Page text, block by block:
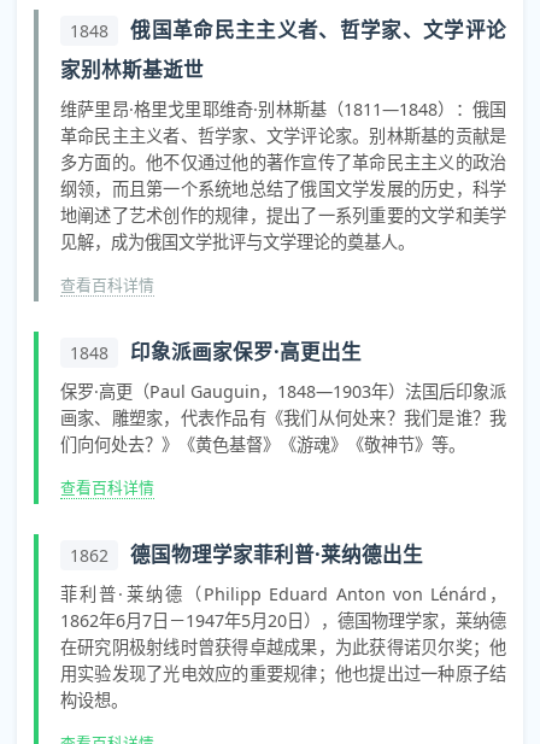
1848
俄国革命民主主义者、哲学家、文学评论
家别林斯基逝世
维萨里昂·格里戈里耶维奇·别林斯基（1811—1848）：俄国
革命民主主义者、哲学家、文学评论家。别林斯基的贡献是
多方面的。他不仅通过他的著作宣传了革命民主主义的政治
纲领，而且第一个系统地总结了俄国文学发展的历史，科学
地阐述了艺术创作的规律，提出了一系列重要的文学和美学
见解，成为俄国文学批评与文学理论的奠基人。
查看百科详情
1848 印象派画家保罗·高更出生
保罗·高更（Paul Gauguin，1848—1903年）法国后印象派
画家、雕塑家，代表作品有《我们从何处来？我们是谁？我
们向何处去？》《黄色基督》《游魂》《敬神节》等。
查看百科详情
1862 德国物理学家菲利普·莱纳德出生
菲利普·莱纳德（Philipp Eduard Anton von Lénárd，
1862年6月7日－1947年5月20日），德国物理学家，莱纳德
在研究阴极射线时曾获得卓越成果，为此获得诺贝尔奖；他
用实验发现了光电效应的重要规律；他也提出过一种原子结
构设想。